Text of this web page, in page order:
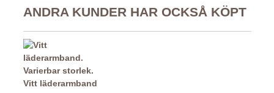
ANDRA KUNDER HAR OCKSÅ KÖPT
Vitt läderarmband